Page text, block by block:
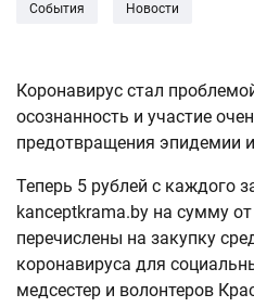
События Новости
Коронавирус стал
осознанность и участие
предотвращения эпидемии
Теперь 5 рублей с каждого
kanceptkrama.by на сумму
перечислены на закупку
коронавируса для
медсестер и волонтеров